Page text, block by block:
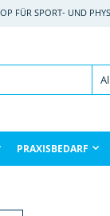
FÜR SPORT- UND
PRAXISBEDARF